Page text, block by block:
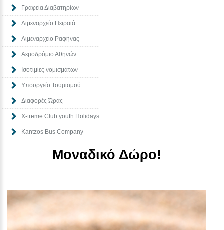
Γραφεία Διαβατηρίων
Λιμεναρχείο Πειραιά
Λιμεναρχείο Ραφήνας
Αεροδρόμιο Αθηνών
Ισοτιμίες νομισμάτων
Υπουργείο Τουρισμού
Διαφορές Ώρας
Χ-treme Club youth Holidays
Kantzos Bus Company
Μοναδικό Δώρο!